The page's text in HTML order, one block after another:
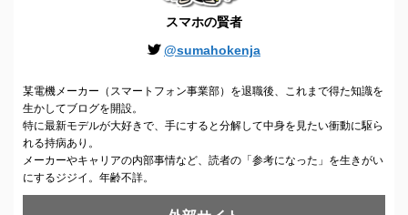
スマホの賢者
@sumahokenja
某電機メーカー（スマートフォン事業部）を退職後、これまで得た知識を
生かしてブログを開設。
特に最新モデルが大好きで、手にすると分解して中身を見たい衝動に駆ら
れる持病あり。
メーカーやキャリアの内部事情など、読者の「参考になった」を生きがい
にするジジイ。年齢不詳。